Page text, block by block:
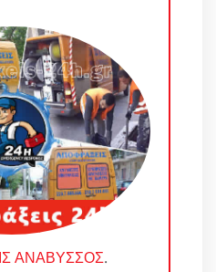
ΑΝΑΒΥΣΣΟΣ.